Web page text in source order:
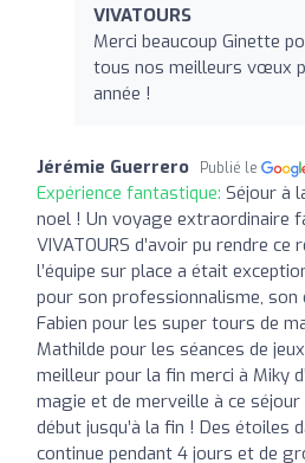
VIVATOURS
Merci beaucoup Ginette
tous nos meilleurs vœux
année !
Jérémie Guerrero Publié le
Expérience fantastique: Séjour à
noel ! Un voyage extraordinaire
VIVATOURS d’avoir pu rendre ce
l’équipe sur place a était
pour son professionnalisme, son
Fabien pour les super tours de
Mathilde pour les séances de
meilleur pour la fin merci à Miky
magie et de merveille à ce
début jusqu’à la fin ! Des étoiles
continue pendant 4 jours et de